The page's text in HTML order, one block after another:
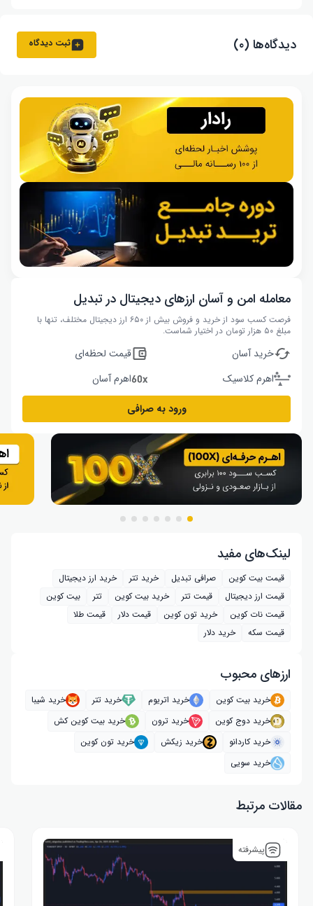
دیدگاه‌ها (۰) ثبت دیدگاه
معامله امن و آسان ارزهای دیجیتال در تبدیل
فرصت کسب سود از خرید و فروش بیش از ۶۵۰ ارز دیجیتال مختلف، تنها با
مبلغ ۵۰ هزار تومان در اختیار شماست.
خرید آسان
قیمت لحظه‌ای
اهرم کلاسیک
اهرم آسان
ورود به صرافی
لینک‌های مفید
قیمت بیت کوین صرافی تبدیل خرید تتر
خرید ارز دیجیتال
قیمت ارز دیجیتال
قیمت تتر خرید بیت‌ کوین تتر
بیت کوین
قیمت نات کوین
خرید تون کوین قیمت دلار
قیمت طلا
قیمت سکه
خرید دلار
ارز‌های محبوب
خرید بیت کوین خرید اتریوم خرید تتر
خرید شیبا
خرید دوج کوین
خرید ترون
خرید بیت کوین کش
خرید کاردانو
خرید زیکش
خرید تون کوین
خرید سویی
مقالات مرتبط
پیشرفته